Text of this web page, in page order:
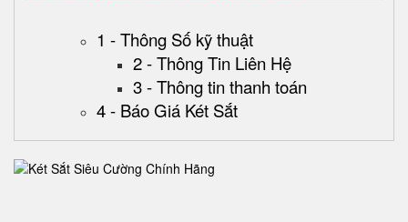
1 - Thông Số kỹ thuật
2 - Thông Tin Liên Hệ
3 - Thông tin thanh toán
4 - Báo Giá Két Sắt